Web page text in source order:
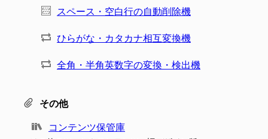
スペース・空白行の自動削除機
ひらがな・カタカナ相互変換機
全角・半角英数字の変換・検出機
その他
コンテンツ保管庫